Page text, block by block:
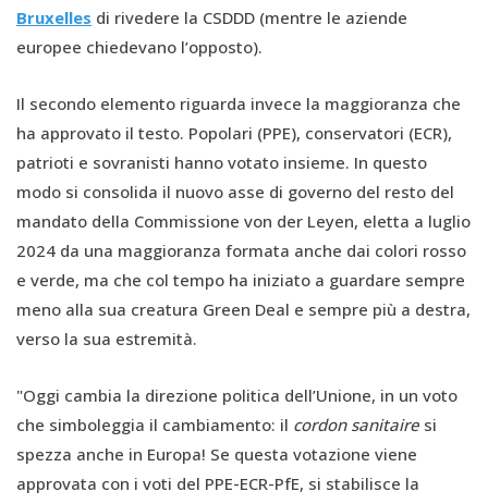
Bruxelles di rivedere la CSDDD (mentre le aziende
europee chiedevano l’opposto).
Il secondo elemento riguarda invece la maggioranza che
ha approvato il testo. Popolari (PPE), conservatori (ECR),
patrioti e sovranisti hanno votato insieme. In questo
modo si consolida il nuovo asse di governo del resto del
mandato della Commissione von der Leyen, eletta a luglio
2024 da una maggioranza formata anche dai colori rosso
e verde, ma che col tempo ha iniziato a guardare sempre
meno alla sua creatura Green Deal e sempre più a destra,
verso la sua estremità.
"Oggi cambia la direzione politica dell’Unione, in un voto
che simboleggia il cambiamento: il cordon sanitaire si
spezza anche in Europa! Se questa votazione viene
approvata con i voti del PPE-ECR-PfE, si stabilisce la